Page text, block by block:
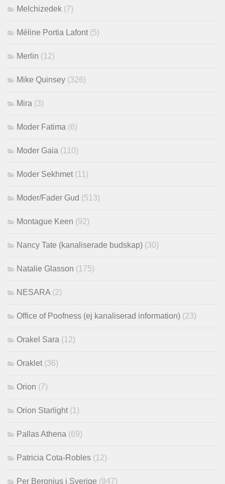
Melchizedek (7)
Méline Portia Lafont (5)
Merlin (12)
Mike Quinsey (326)
Mira (3)
Moder Fatima (6)
Moder Gaia (110)
Moder Sekhmet (11)
Moder/Fader Gud (513)
Montague Keen (92)
Nancy Tate (kanaliserade budskap) (30)
Natalie Glasson (175)
NESARA (2)
Office of Poofness (ej kanaliserad information) (23)
Orakel Sara (12)
Oraklet (36)
Orion (7)
Orion Starlight (1)
Pallas Athena (69)
Patricia Cota-Robles (12)
Per Beronius i Sverige (947)